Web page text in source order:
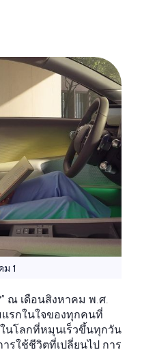
ม 1
ณ เดือนสิงหาคม พ.ศ.
แรกในใจของทุกคนที่
นโลกที่หมุนเร็วขึ้นทุกวัน
รใช้ชีวิตที่เปลี่ยนไป การ